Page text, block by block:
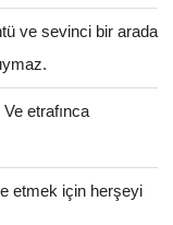
ve sevinci bir arada
etrafınca
etmek için herşeyi